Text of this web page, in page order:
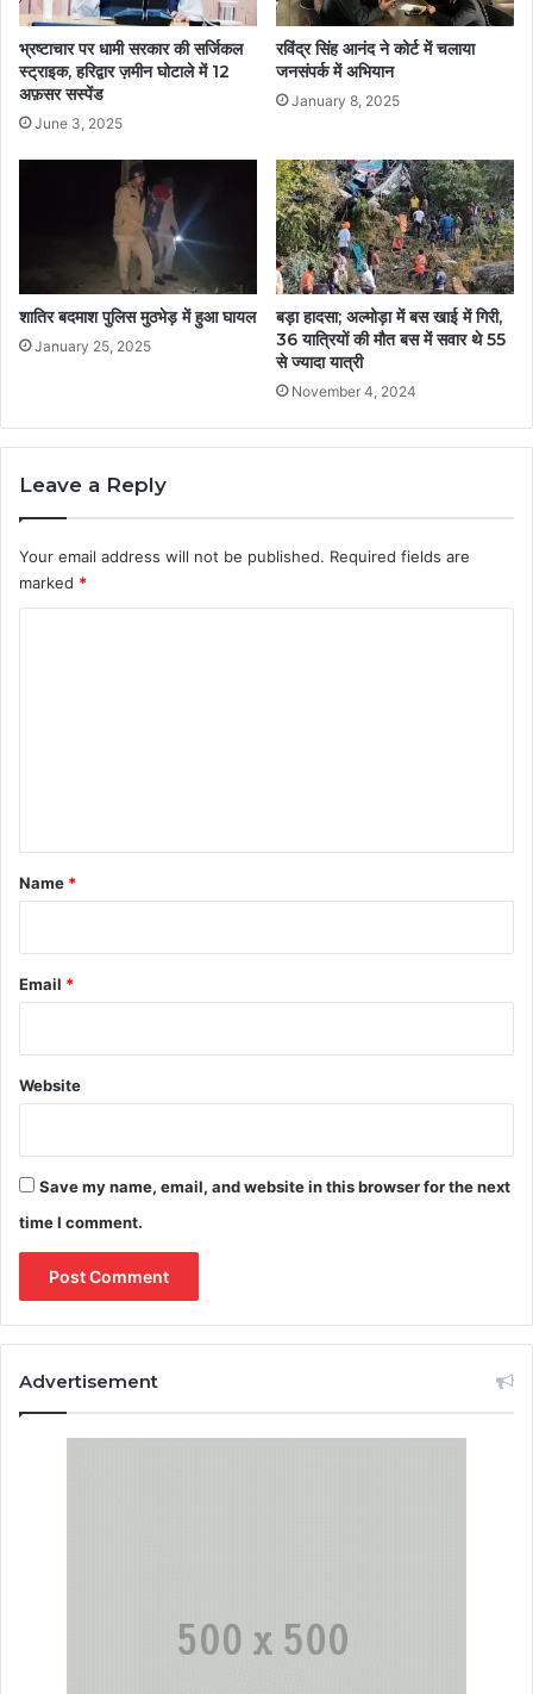
भ्रष्टाचार पर धामी सरकार की सर्जिकल
स्ट्राइक, हरिद्वार ज़मीन घोटाले में 12
अफ़सर सस्पेंड
June 3, 2025
रविंद्र सिंह आनंद ने कोर्ट में चलाया
जनसंपर्क में अभियान
January 8, 2025
शातिर बदमाश पुलिस मुठभेड़ में हुआ घायल
January 25, 2025
बड़ा हादसा; अल्मोड़ा में बस खाई में गिरी,
36 यात्रियों की मौत बस में सवार थे 55
से ज्यादा यात्री
November 4, 2024
Leave a Reply
Your email address will not be published. Required fields are
marked *
*
Name *
Email *
Website
Save my name, email, and website in this browser for the next
time I comment.
Advertisement